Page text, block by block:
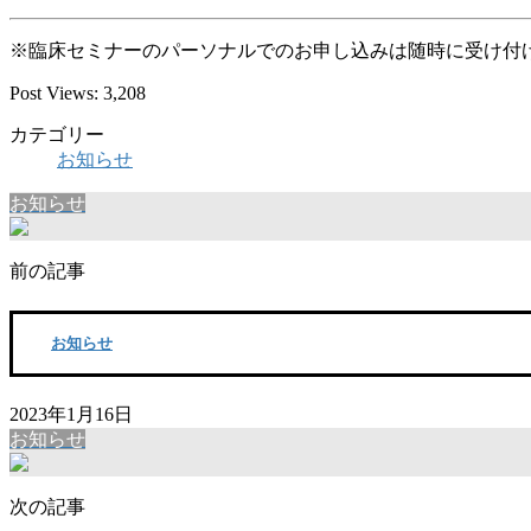
※臨床セミナーのパーソナルでのお申し込みは随時に受け付
Post Views: 3,208
カテゴリー
お知らせ
お知らせ
前の記事
お知らせ
2023年1月16日
お知らせ
次の記事